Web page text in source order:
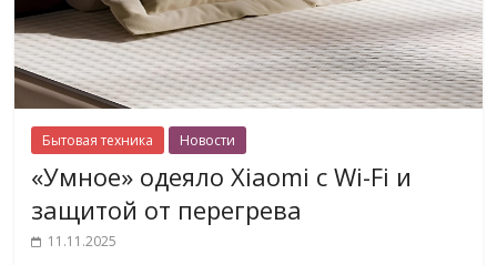
Бытовая техника Новости
«Умное» одеяло Xiaomi с Wi-Fi и
защитой от перегрева
11.11.2025